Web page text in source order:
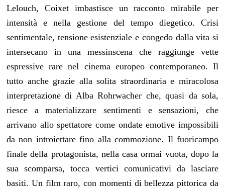
Lelouch, Coixet imbastisce un racconto mirabile per
intensità e nella gestione del tempo diegetico. Crisi
sentimentale, tensione esistenziale e congedo dalla vita si
intersecano in una messinscena che raggiunge vette
espressive rare nel cinema europeo contemporaneo. Il
tutto anche grazie alla solita straordinaria e miracolosa
interpretazione di Alba Rohrwacher che, quasi da sola,
riesce a materializzare sentimenti e sensazioni, che
arrivano allo spettatore come ondate emotive impossibili
da non introiettare fino alla commozione. Il fuoricampo
finale della protagonista, nella casa ormai vuota, dopo la
sua scomparsa, tocca vertici comunicativi da lasciare
basiti. Un film raro, con momenti di bellezza pittorica da